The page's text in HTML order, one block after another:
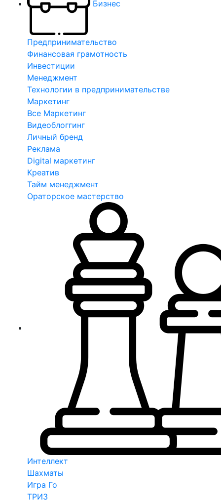
Бизнес
Предпринимательство
Финансовая грамотность
Инвестиции
Менеджмент
Технологии в предпринимательстве
Маркетинг
Все Маркетинг
Видеоблоггинг
Личный бренд
Реклама
Digital маркетинг
Креатив
Тайм менеджмент
Ораторское мастерство
Интеллект
Шахматы
Игра Го
ТРИЗ